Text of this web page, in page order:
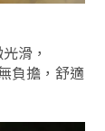
滑，
負擔，舒適